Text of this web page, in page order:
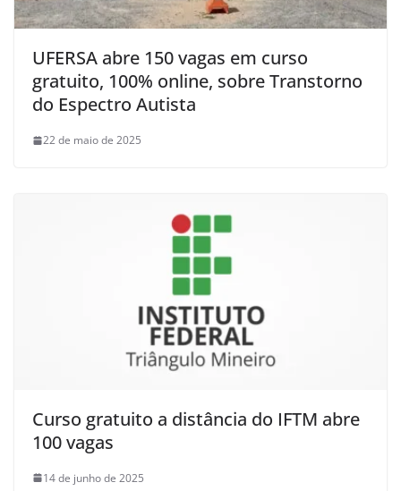
UFERSA abre 150 vagas em curso
gratuito, 100% online, sobre Transtorno
do Espectro Autista
22 de maio de 2025
Curso gratuito a distância do IFTM abre
100 vagas
14 de junho de 2025